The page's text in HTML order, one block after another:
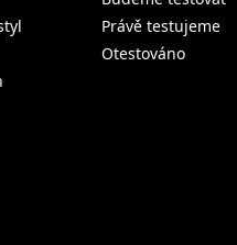
Právě testujeme
Otestováno